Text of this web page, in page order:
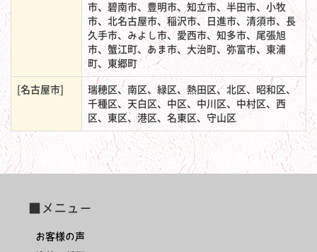
市、碧南市、豊明市、知立市、半田市、小牧
市、北名古屋市、稲沢市、日進市、清須市、長
久手市、みよし市、愛西市、知多市、尾張旭
市、蟹江町、あま市、大治町、弥富市、東浦
町、東郷町
[名古屋市]
瑞穂区、南区、緑区、熱田区、北区、昭和区、
千種区、天白区、中区、中川区、中村区、西
区、東区、港区、名東区、守山区
■メニュー
お客様の声